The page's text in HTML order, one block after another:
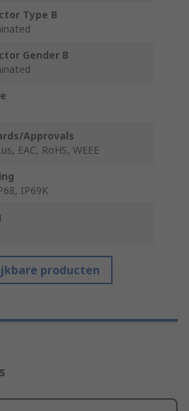
Type B
Gender B
Approvals
EAC, RoHS, WEEE
IP69K
producten